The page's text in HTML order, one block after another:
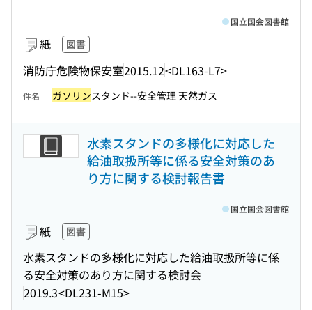
紙 図書
消防庁危険物保安室2015.12<DL163-L7>
国立国会図書館
件名 ガソリンスタンド--安全管理 天然ガス
水素スタンドの多様化に対応した
給油取扱所等に係る安全対策のあ
り方に関する検討報告書
紙 図書
水素スタンドの多様化に対応した給油取扱所等に係
る安全対策のあり方に関する検討会
2019.3<DL231-M15>
国立国会図書館